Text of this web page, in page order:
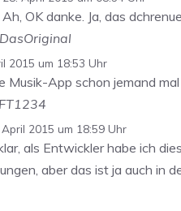
Ah, OK danke. Ja, das
2015 um 18:53 Uhr
Musik-App schon jemand
April 2015 um 18:59 Uhr
als Entwickler habe ich
aber das ist ja auch in